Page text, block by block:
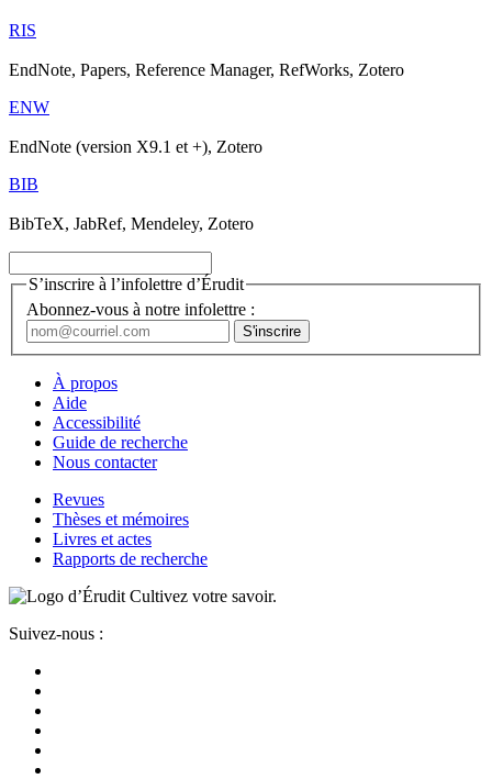
RIS
EndNote, Papers, Reference Manager, RefWorks, Zotero
ENW
EndNote (version X9.1 et +), Zotero
BIB
BibTeX, JabRef, Mendeley, Zotero
S’inscrire à l’infolettre d’Érudit
Abonnez-vous à notre infolettre :
À propos
Aide
Accessibilité
Guide de recherche
Nous contacter
Revues
Thèses et mémoires
Livres et actes
Rapports de recherche
Cultivez votre savoir.
Suivez-nous :